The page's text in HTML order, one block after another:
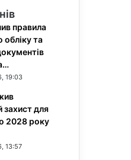
правила
обліку та
19:03
захист для
2028 року
13:57